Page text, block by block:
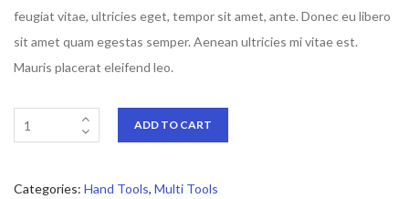
feugiat vitae, ultricies eget, tempor sit amet, ante. Donec eu libero
sit amet quam egestas semper. Aenean ultricies mi vitae est.
Mauris placerat eleifend leo.
ADD TO CART
Categories: Hand Tools, Multi Tools